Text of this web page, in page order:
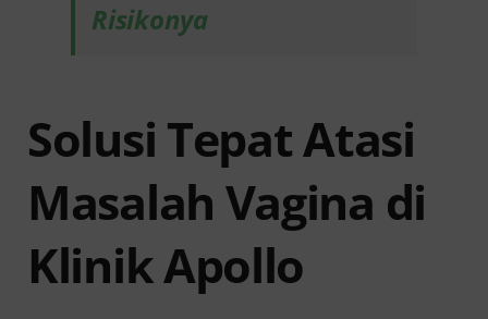
Risikonya
Solusi Tepat Atasi
Masalah Vagina di
Klinik Apollo